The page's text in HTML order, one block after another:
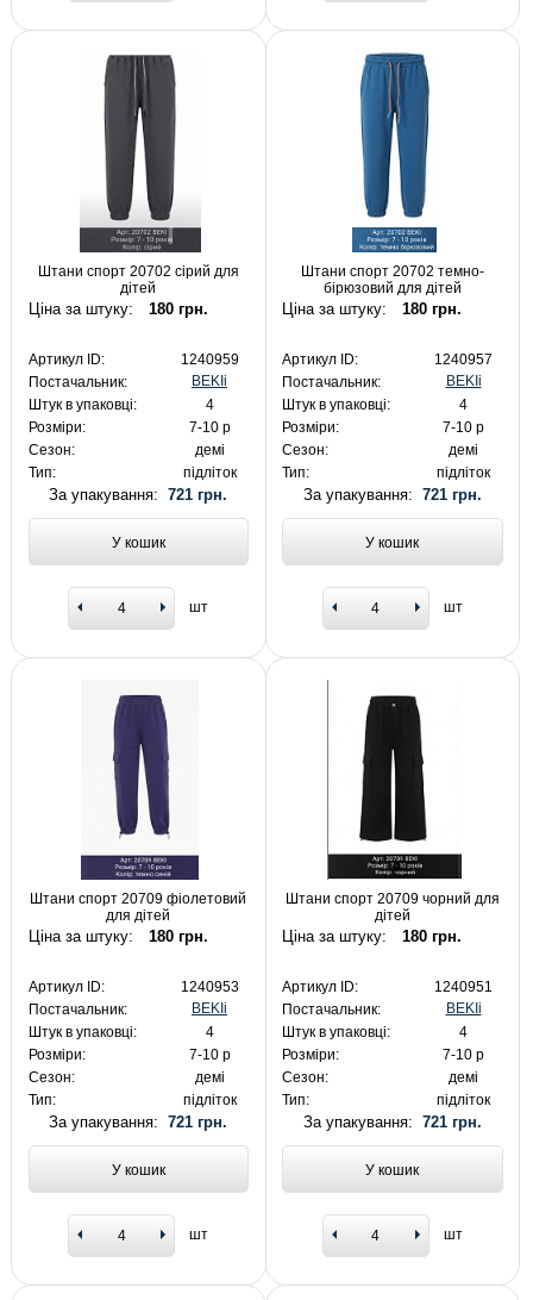
Штани спорт 20702 сірий для
дітей
Ціна за штуку: 180 грн.
Артикул ID:
1240959
Постачальник:
BEKIi
Штук в упаковці:
4
Розміри:
7-10 р
Сезон:
демі
Тип:
підліток
За упакування:721 грн.
У кошик
шт
Штани спорт 20702 темно-
бірюзовий для дітей
Ціна за штуку: 180 грн.
Артикул ID:
1240957
Постачальник:
BEKIi
Штук в упаковці:
4
Розміри:
7-10 р
Сезон:
демі
Тип:
підліток
За упакування: 721 грн.
У кошик
шт
Штани спорт 20709 фіолетовий
для дітей
Ціна за штуку: 180 грн.
Артикул ID:
1240953
Постачальник:
BEKIi
Штук в упаковці:
4
Розміри:
7-10 р
Сезон:
демі
Тип:
підліток
За упакування:721 грн.
У кошик
шт
Штани спорт 20709 чорний для
дітей
Ціна за штуку: 180 грн.
Артикул ID:
1240951
Постачальник:
BEKIi
Штук в упаковці:
4
Розміри:
7-10 р
Сезон:
демі
Тип:
підліток
За упакування: 721 грн.
У кошик
шт